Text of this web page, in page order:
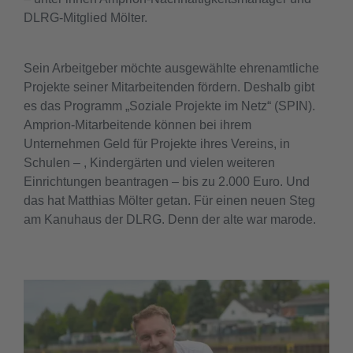
DLRG-Mitglied Mölter.
Sein Arbeitgeber möchte ausgewählte ehrenamtliche
Projekte seiner Mitarbeitenden fördern. Deshalb gibt
es das Programm „Soziale Projekte im Netz“ (SPIN).
Amprion-Mitarbeitende können bei ihrem
Unternehmen Geld für Projekte ihres Vereins, in
Schulen – , Kindergärten und vielen weiteren
Einrichtungen beantragen – bis zu 2.000 Euro. Und
das hat Matthias Mölter getan. Für einen neuen Steg
am Kanuhaus der DLRG. Denn der alte war marode.